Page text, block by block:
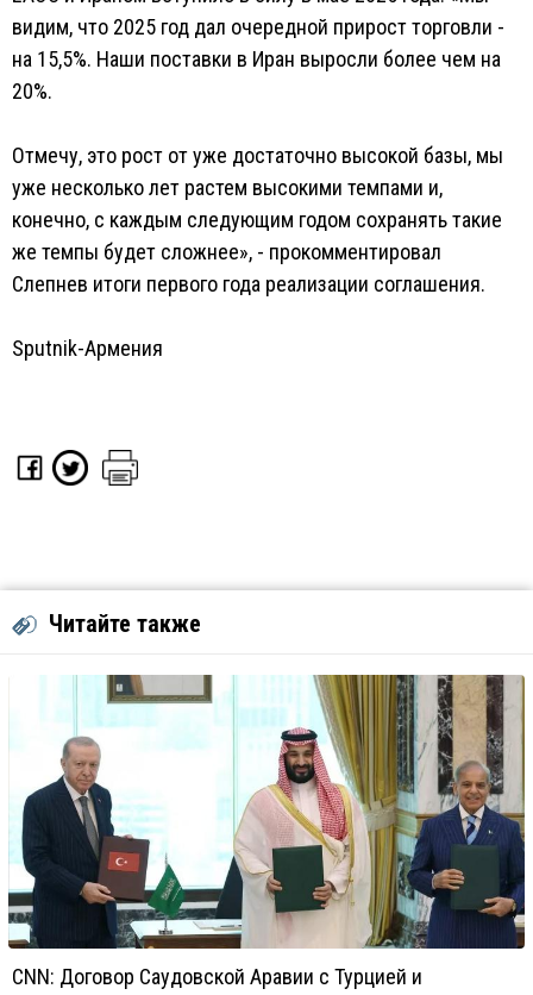
видим, что 2025 год дал очередной прирост торговли -
на 15,5%. Наши поставки в Иран выросли более чем на
20%.
Отмечу, это рост от уже достаточно высокой базы, мы
уже несколько лет растем высокими темпами и,
конечно, с каждым следующим годом сохранять такие
же темпы будет сложнее», - прокомментировал
Слепнев итоги первого года реализации соглашения.
Sputnik-Армения
Читайте также
CNN: Договор Саудовской Аравии с Турцией и